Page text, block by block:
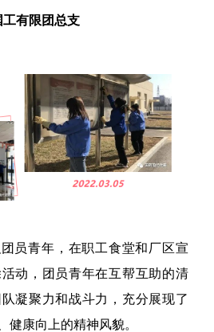
工有限团总支
员青年，在职工食堂和厂区宣
动，团员青年在互帮互助的清
凝聚力和战斗力，充分展现了
健康向上的精神风貌。